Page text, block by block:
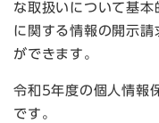
な取扱いについて基
に関する情報の開示
ができます。
令和5年度の個人情報
です。